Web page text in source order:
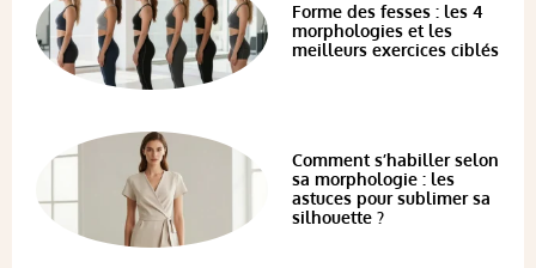
Forme des fesses : les 4
morphologies et les
meilleurs exercices ciblés
Comment s’habiller selon
sa morphologie : les
astuces pour sublimer sa
silhouette ?